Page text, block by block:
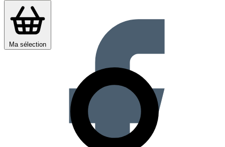
Ma sélection